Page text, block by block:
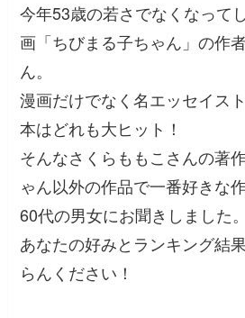
今年53歳の若さでなくなって
画「ちびまる子ちゃん」の作
ん。
漫画だけでなく名エッセイス
本はどれも大ヒット！
そんなさくらももこさんの著
ゃん以外の作品で一番好きな
60代の男女にお聞きしました。
あなたの好みとランキング結
らんください！